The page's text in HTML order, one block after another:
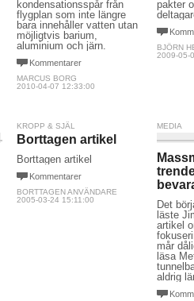
kondensationsspår från
flygplan som inte längre
bara innehåller vatten utan
möjligtvis barium,
aluminium och järn.
Kommentarer
MARCUS BORG
2010-04-07 12:33:00
pakter
BJÖRN
2009-05-
KROPP & SJÄL
Borttagen artikel
Borttagen artikel
Kommentarer
BORTTAGEN ANVÄNDARE
2005-03-24 15:11:00
MEDIA
Det
läste
artikel
mår
läsa
aldrig